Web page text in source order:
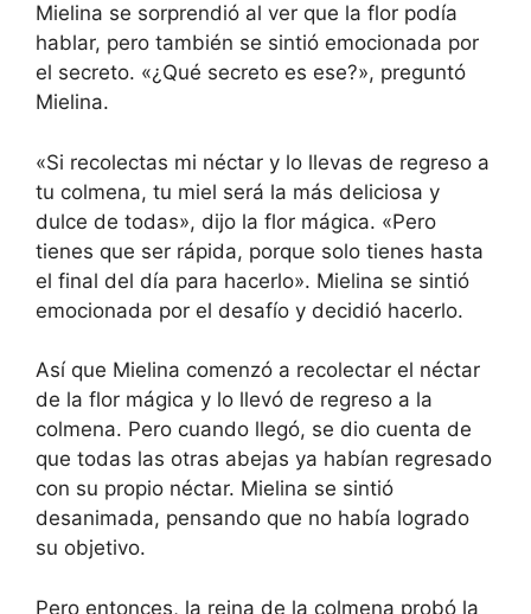
Mielina se sorprendió al ver que la flor podía
hablar, pero también se sintió emocionada por
el secreto. «¿Qué secreto es ese?», preguntó
Mielina.
«Si recolectas mi néctar y lo llevas de regreso a
tu colmena, tu miel será la más deliciosa y
dulce de todas», dijo la flor mágica. «Pero
tienes que ser rápida, porque solo tienes hasta
el final del día para hacerlo». Mielina se sintió
emocionada por el desafío y decidió hacerlo.
Así que Mielina comenzó a recolectar el néctar
de la flor mágica y lo llevó de regreso a la
colmena. Pero cuando llegó, se dio cuenta de
que todas las otras abejas ya habían regresado
con su propio néctar. Mielina se sintió
desanimada, pensando que no había logrado
su objetivo.
Pero entonces, la reina de la colmena probó la